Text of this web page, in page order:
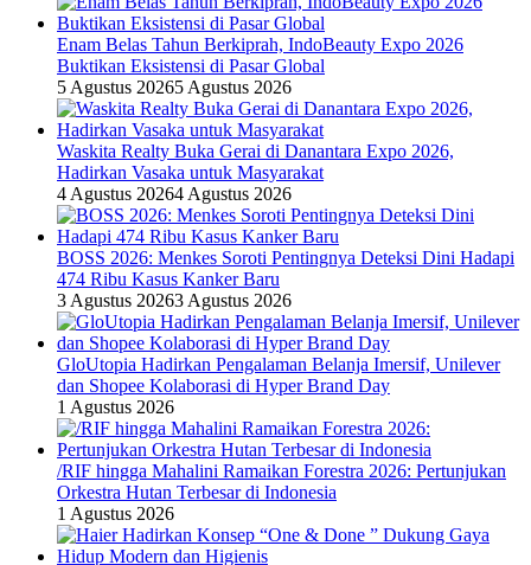
Enam Belas Tahun Berkiprah, IndoBeauty Expo 2026
Buktikan Eksistensi di Pasar Global
5 Agustus 20265 Agustus 2026
Waskita Realty Buka Gerai di Danantara Expo 2026,
Hadirkan Vasaka untuk Masyarakat
4 Agustus 20264 Agustus 2026
BOSS 2026: Menkes Soroti Pentingnya Deteksi Dini Hadapi
474 Ribu Kasus Kanker Baru
3 Agustus 20263 Agustus 2026
GloUtopia Hadirkan Pengalaman Belanja Imersif, Unilever
dan Shopee Kolaborasi di Hyper Brand Day
1 Agustus 2026
/RIF hingga Mahalini Ramaikan Forestra 2026: Pertunjukan
Orkestra Hutan Terbesar di Indonesia
1 Agustus 2026